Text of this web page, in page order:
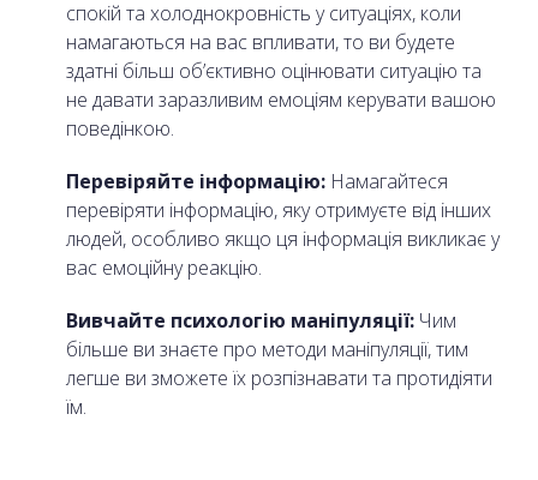
спокій та холоднокровність у ситуаціях, коли
намагаються на вас впливати, то ви будете
здатні більш об’єктивно оцінювати ситуацію та
не давати заразливим емоціям керувати вашою
поведінкою.
Перевіряйте інформацію: Намагайтеся
перевіряти інформацію, яку отримуєте від інших
людей, особливо якщо ця інформація викликає у
вас емоційну реакцію.
Вивчайте психологію маніпуляції: Чим
більше ви знаєте про методи маніпуляції, тим
легше ви зможете їх розпізнавати та протидіяти
їм.